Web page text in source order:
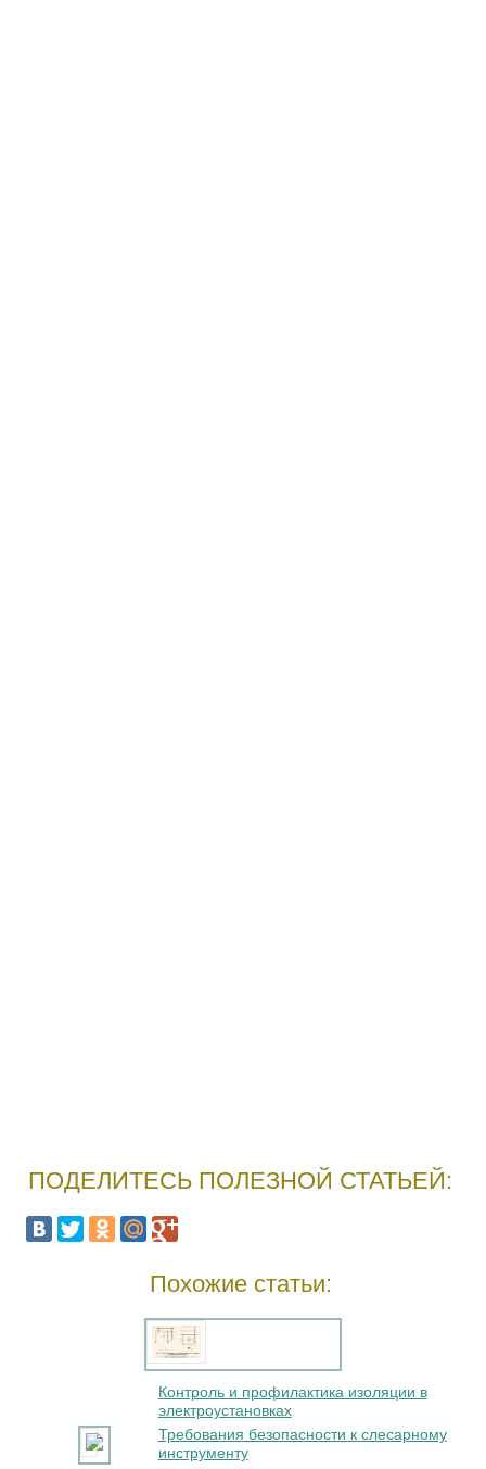
ПОДЕЛИТЕСЬ ПОЛЕЗНОЙ СТАТЬЕЙ:
Похожие статьи:
Контроль и профилактика изоляции в
электроустановках
Требования безопасности к слесарному
инструменту